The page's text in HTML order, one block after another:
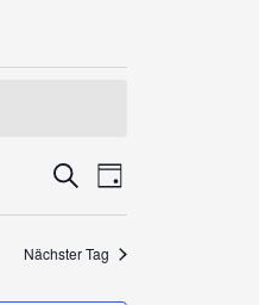
Veranstaltungen
Ansichten,
SucheVeranstaltung
Tag
Nächster Tag